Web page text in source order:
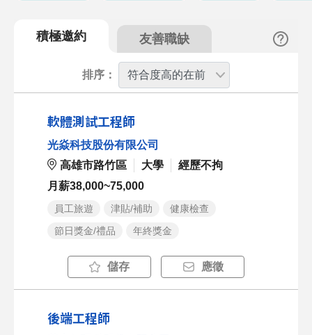
積極邀約 友善職缺
排序：
軟體測試工程師
光焱科技股份有限公司
高雄市路竹區
大學
經歷不拘
月薪38,000~75,000
員工旅遊 津貼/補助
健康檢查
節日獎金/禮品
年終獎金
儲存 應徵
後端工程師